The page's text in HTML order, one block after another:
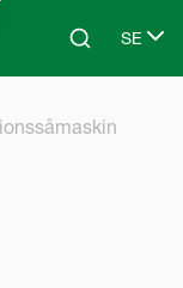
contentSearchSE
Select